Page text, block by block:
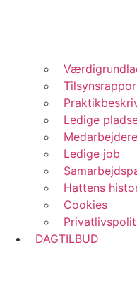
Ledige
Medarbejdere
Ledige job
Hattens
Cookies
DAGTILBUD